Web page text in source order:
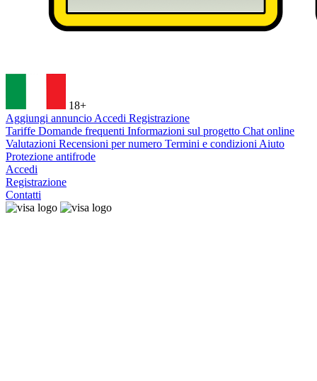
18+
Aggiungi annuncio Accedi Registrazione
Tariffe Domande frequenti Informazioni sul progetto Chat online
Valutazioni Recensioni per numero Termini e condizioni Aiuto
Protezione antifrode
Accedi
Registrazione
Contatti